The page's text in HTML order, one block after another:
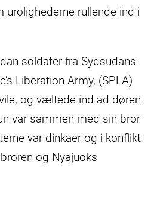
urolighederne rullende ind i
soldater fra Sydsudans
Liberation Army, (SPLA)
og væltede ind ad døren
var sammen med sin bror
var dinkaer og i konflikt
og Nyajuoks